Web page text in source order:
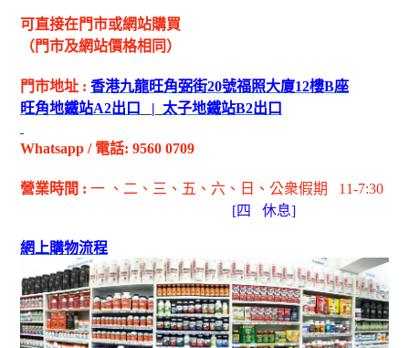
可直接在門市或網站購買
（門市及網站價格相同）
門市地址 : 香港九龍旺角弼街20號福照大廈12樓B座
旺角地鐵站A2出 口 | 太子地鐵站B2出 口
Whatsapp / 電話: 9560 0709
營業時間 : 一 、二、三、五 、六 、日 、公衆假期
11-7:30
[四 休息]
網上購物流程